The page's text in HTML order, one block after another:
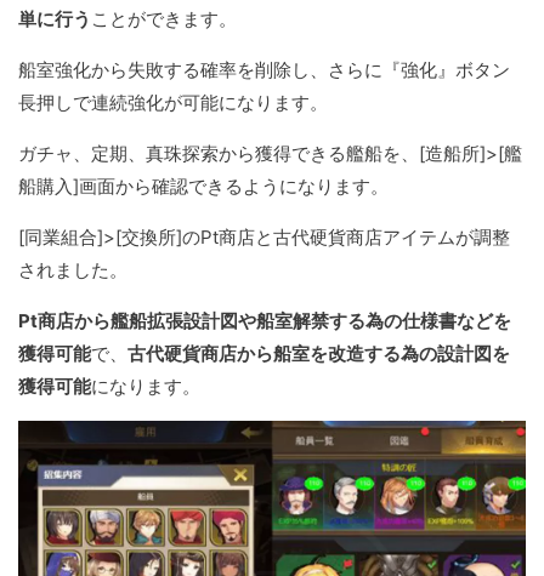
単に行う ことができます。
船室強化から失敗する確率を削除し、さらに『強化』ボタン
長押しで連続強化が可能になります。
ガチャ、定期、真珠探索から獲得できる艦船を、[造船所]>[艦
船購入]画面から確認できるようになります。
[同業組合]>[交換所]のPt商店と古代硬貨商店アイテムが調整
されました。
Pt商店から艦船拡張設計図や船室解禁する為の仕様書などを
獲得可能で、 古代硬貨商店から船室を改造する為の設計図を
獲得可能になります。